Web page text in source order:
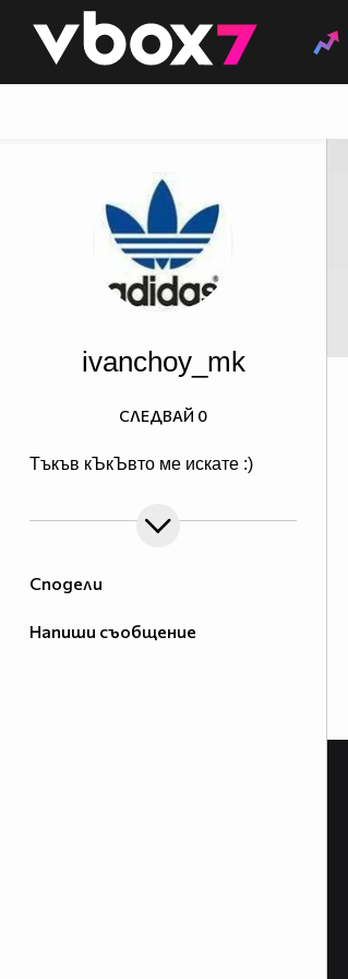
👾
Сподели
Напиши съобщение
ivanchoy_mk
Тъкъв кЪкЪвто ме искате :)
СЛЕДВАЙ 0